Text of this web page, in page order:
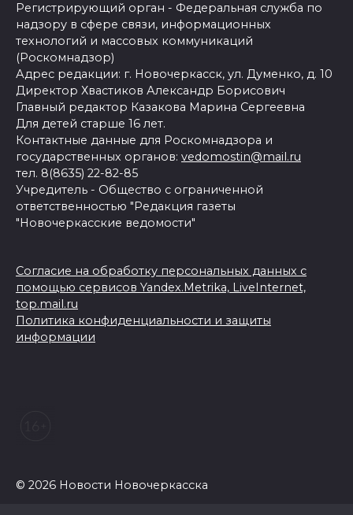
Регистрирующий орган - Федеральная служба по
надзору в сфере связи, информационных
технологий и массовых коммуникаций
(Роскомнадзор)
Адрес редакции: г. Новочеркасск, ул. Думенко, д. 10
Директор Хвастиков Александр Борисович
Главный редактор Казакова Марина Сергеевна
Для детей старше 16 лет.
Контактные данные для Роскомнадзора и
государственных органов: vedomostin@mail.ru
тел. 8(8635) 22-82-85
Учредитель - Общество с ограниченной
ответственностью "Редакция газеты
"Новочеркасские ведомости"
Согласие на обработку персональных данных с
помощью сервисов Yandex.Metrika, LiveInternet,
top.mail.ru
Политика конфиденциальности и защиты
информации
© 2026 Новости Новочеркасска